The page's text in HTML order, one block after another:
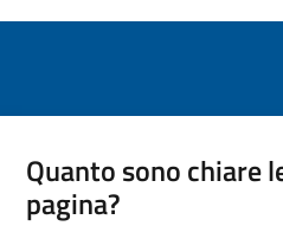
Quanto sono chiare
pagina?